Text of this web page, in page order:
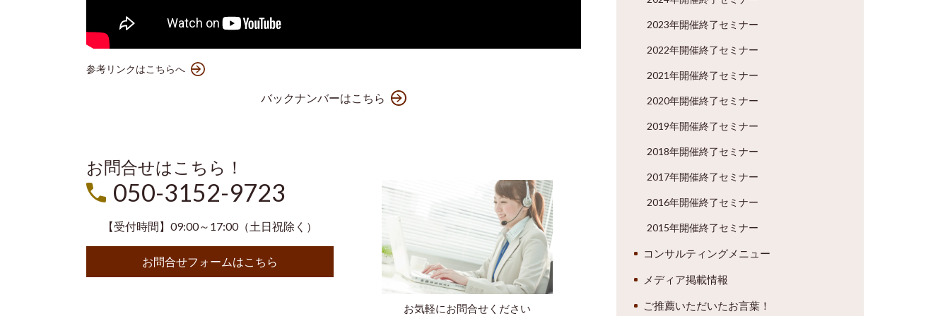
参考リンクはこちらへ
バックナンバーはこちら
お問合せはこちら！
お気軽にお問合せください
050-3152-9723
【受付時間】09:00～17:00（土日祝除く）
お問合せフォームはこちら
2023年開催終了セミナー
2022年開催終了セミナー
2021年開催終了セミナー
2020年開催終了セミナー
2019年開催終了セミナー
2018年開催終了セミナー
2017年開催終了セミナー
2016年開催終了セミナー
2015年開催終了セミナー
コンサルティングメニュー
メディア掲載情報
ご推薦いただいたお言葉！